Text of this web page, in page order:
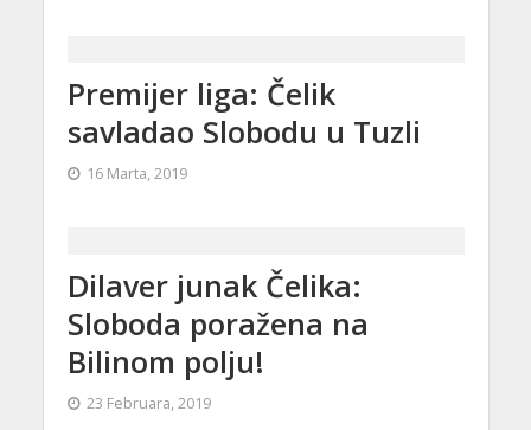
Premijer liga: Čelik
savladao Slobodu u Tuzli
16 Marta, 2019
Dilaver junak Čelika:
Sloboda poražena na
Bilinom polju!
23 Februara, 2019